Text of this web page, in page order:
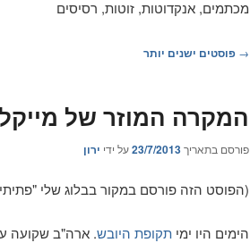
מכתמים, אנקדוטות, זוטות, רסיסים
ניווט
→ פוסטים ישנים יותר
המקרה המוזר של
פורסם בתאריך23/7/2013על ידי ירון
(הפוסט הזה פורסם במקור בבלוג שלי
הימים היו ימי תקופת היובש. ארה"ב שקועה